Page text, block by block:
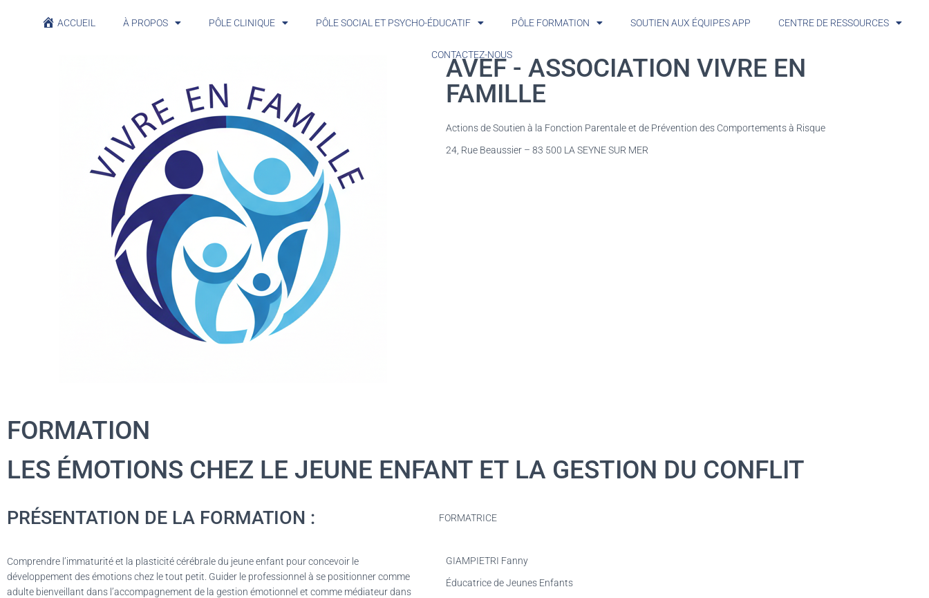
ACCUEIL À PROPOS PÔLE CLINIQUE PÔLE SOCIAL ET PSYCHO-ÉDUCATIF PÔLE FORMATION SOUTIEN AUX ÉQUIPES APP CENTRE DE RESSOURCES
CONTACTEZ-NOUS
AVEF - ASSOCIATION VIVRE EN
FAMILLE
Actions de Soutien à la Fonction Parentale et de Prévention des Comportements à Risque
24, Rue Beaussier – 83 500 LA SEYNE SUR MER
FORMATION
LES ÉMOTIONS CHEZ LE JEUNE ENFANT ET LA GESTION DU CONFLIT
PRÉSENTATION DE LA FORMATION :
Comprendre l’immaturité et la plasticité cérébrale du jeune enfant pour concevoir le
développement des émotions chez le tout petit. Guider le professionnel à se positionner comme
adulte bienveillant dans l’accompagnement de la gestion émotionnel et comme médiateur dans
FORMATRICE
GIAMPIETRI Fanny
Éducatrice de Jeunes Enfants